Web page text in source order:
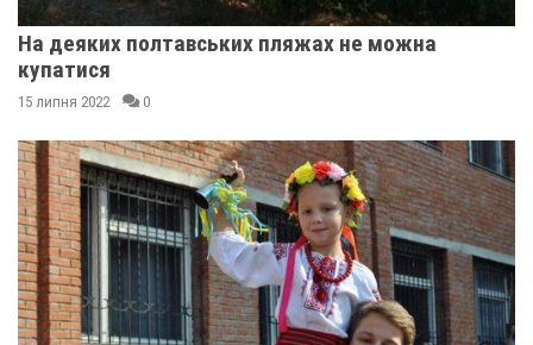
На деяких полтавських пляжах не можна
купатися
15 липня 2022 0